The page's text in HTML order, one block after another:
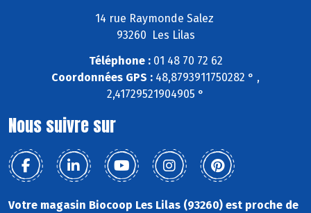
14 rue Raymonde Salez
93260 Les Lilas
Téléphone :01 48 70 72 62
Coordonnées GPS : 48,8793911750282 ° ,
2,41729521904905 °
Nous suivre sur
Votre magasin Biocoop Les Lilas (93260) est proche de